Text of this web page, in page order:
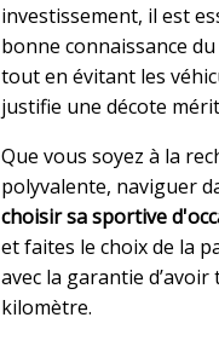
investissement, il est
bonne connaissance
tout en évitant les
justifie une décote
Que vous soyez à la
polyvalente, naviguer
choisir sa sportive
et faites le choix de la
avec la garantie
kilomètre.